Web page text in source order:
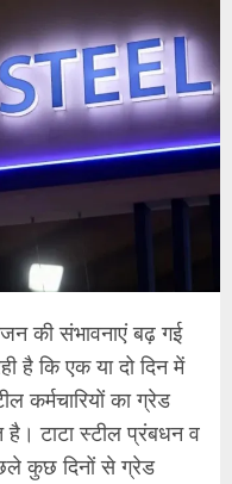
की संभावनाएं बढ़ गई
है कि एक या दो दिन में
कर्मचारियों का ग्रेड
टाटा स्टील प्रंबधन व
कुछ दिनों से ग्रेड